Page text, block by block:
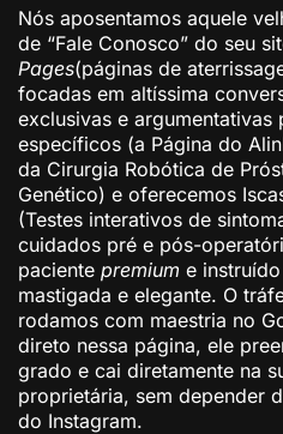
Nós aposentamos aquele
de “Fale Conosco” do seu
Pages(páginas de
focadas em altíssima
exclusivas e argumentativas
específicos (a Página do
da Cirurgia Robótica de
Genético) e oferecemos
(Testes interativos de
cuidados pré e pós-
paciente premium e
mastigada e elegante. O
rodamos com maestria no
direto nessa página, ele
grado e cai diretamente na
proprietária, sem depender
do Instagram.